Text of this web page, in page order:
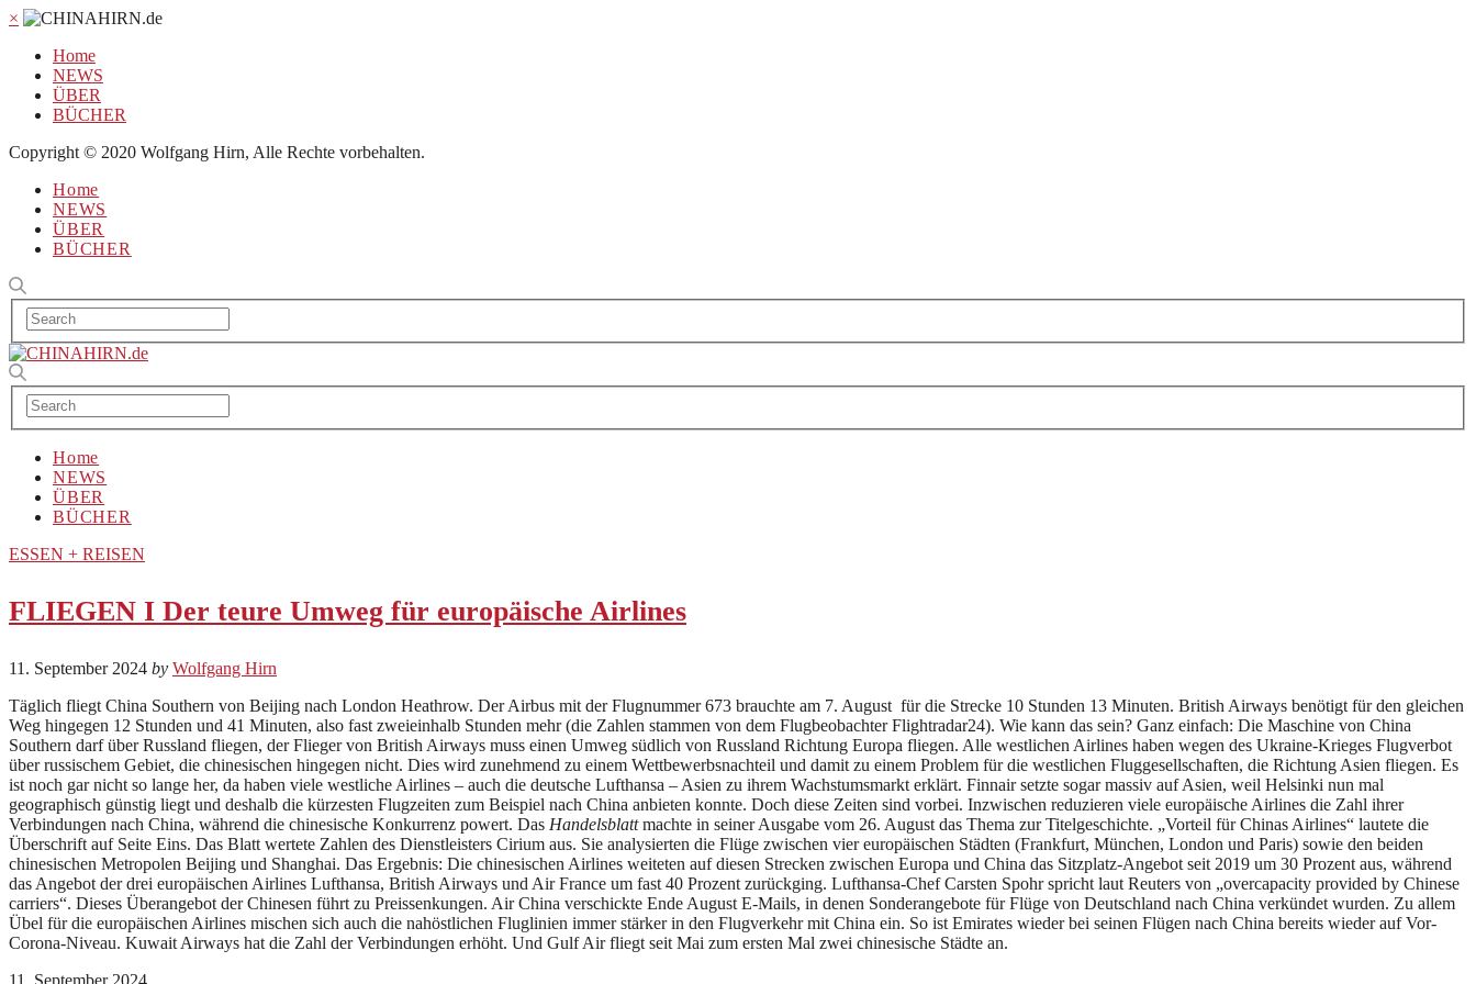
×
Home
NEWS
ÜBER
BÜCHER
Copyright © 2020 Wolfgang Hirn, Alle Rechte vorbehalten.
Home
NEWS
ÜBER
BÜCHER
Home
NEWS
ÜBER
BÜCHER
ESSEN + REISEN
FLIEGEN I Der teure Umweg für europäische Airlines
11. September 2024 by Wolfgang Hirn
Täglich fliegt China Southern von Beijing nach London Heathrow. Der Airbus mit der Flugnummer 673 brauchte am 7. August für die Strecke 10 Stunden 13 Minuten. British Airways benötigt für den gleichen
Weg hingegen 12 Stunden und 41 Minuten, also fast zweieinhalb Stunden mehr (die Zahlen stammen von dem Flugbeobachter Flightradar24). Wie kann das sein? Ganz einfach: Die Maschine von China
Southern darf über Russland fliegen, der Flieger von British Airways muss einen Umweg südlich von Russland Richtung Europa fliegen. Alle westlichen Airlines haben wegen des Ukraine-Krieges Flugverbot
über russischem Gebiet, die chinesischen hingegen nicht. Dies wird zunehmend zu einem Wettbewerbsnachteil und damit zu einem Problem für die westlichen Fluggesellschaften, die Richtung Asien fliegen. Es
ist noch gar nicht so lange her, da haben viele westliche Airlines – auch die deutsche Lufthansa – Asien zu ihrem Wachstumsmarkt erklärt. Finnair setzte sogar massiv auf Asien, weil Helsinki nun mal
geographisch günstig liegt und deshalb die kürzesten Flugzeiten zum Beispiel nach China anbieten konnte. Doch diese Zeiten sind vorbei. Inzwischen reduzieren viele europäische Airlines die Zahl ihrer
Verbindungen nach China, während die chinesische Konkurrenz powert. Das Handelsblattmachte in seiner Ausgabe vom 26. August das Thema zur Titelgeschichte. „Vorteil für Chinas Airlines“ lautete die
Überschrift auf Seite Eins. Das Blatt wertete Zahlen des Dienstleisters Cirium aus. Sie analysierten die Flüge zwischen vier europäischen Städten (Frankfurt, München, London und Paris) sowie den beiden
chinesischen Metropolen Beijing und Shanghai. Das Ergebnis: Die chinesischen Airlines weiteten auf diesen Strecken zwischen Europa und China das Sitzplatz-Angebot seit 2019 um 30 Prozent aus, während
das Angebot der drei europäischen Airlines Lufthansa, British Airways und Air France um fast 40 Prozent zurückging. Lufthansa-Chef Carsten Spohr spricht laut Reuters von „overcapacity provided by Chinese
carriers“. Dieses Überangebot der Chinesen führt zu Preissenkungen. Air China verschickte Ende August E-Mails, in denen Sonderangebote für Flüge von Deutschland nach China verkündet wurden. Zu allem
Übel für die europäischen Airlines mischen sich auch die nahöstlichen Fluglinien immer stärker in den Flugverkehr mit China ein. So ist Emirates wieder bei seinen Flügen nach China bereits wieder auf Vor-
Corona-Niveau. Kuwait Airways hat die Zahl der Verbindungen erhöht. Und Gulf Air fliegt seit Mai zum ersten Mal zwei chinesische Städte an.
11. September 2024